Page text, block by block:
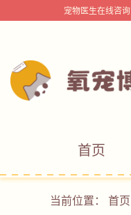
宠物医生在线咨询
首页
当前位置： 首页